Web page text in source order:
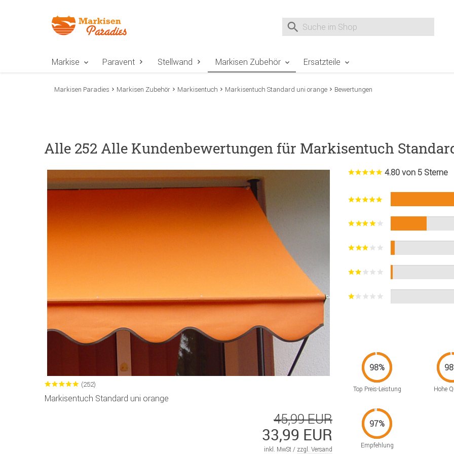
Suche nach
Markise Paravent Stellwand Markisen Zubehör Ersatzteile
Markisen Paradies Markisen Zubehör Markisentuch Markisentuch Standard uni orange Bewertungen
Alle 252 Alle Kundenbewertungen für Markisentuch
(252)
Markisentuch Standard uni orange
45,99 EUR
33,99 EUR
inkl. MwSt / zzgl. Versand
4.80 von 5 Sterne
Top Preis-Leistung Hohe
Empfehlung